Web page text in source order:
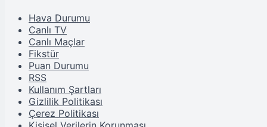
Hava Durumu
Canlı TV
Canlı Maçlar
Fikstür
Puan Durumu
RSS
Kullanım Şartları
Gizlilik Politikası
Çerez Politikası